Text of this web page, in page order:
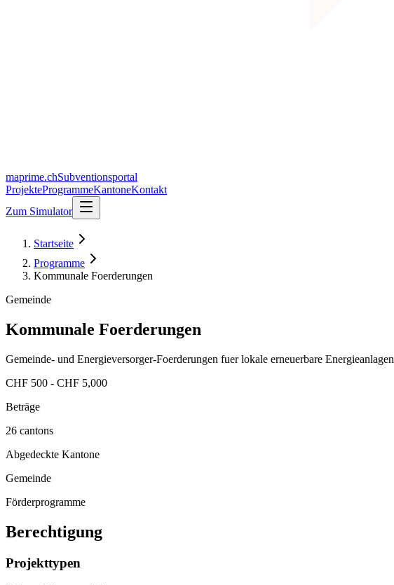
maprime.chSubventionsportal
ProjekteProgrammeKantoneKontakt
Zum Simulator
Startseite
Programme
Kommunale Foerderungen
Gemeinde
Kommunale Foerderungen
Gemeinde- und Energieversorger-Foerderungen fuer lokale erneuerbare Energieanlagen
CHF 500 - CHF 5,000
Beträge
26 cantons
Abgedeckte Kantone
Gemeinde
Förderprogramme
Berechtigung
Projekttypen